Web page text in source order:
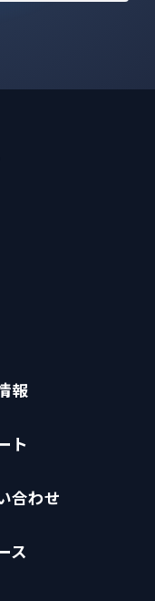
報
ト
合わせ
ス